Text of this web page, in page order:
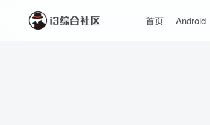
首页 Android